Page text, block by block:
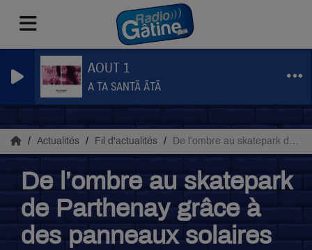
AOUT 1
A TA SANTÃ ÃTÃ
Actualités Fil d'actualités De l’ombre au skatepark de Parthenay grâce à des panneaux solaires
De l’ombre au skatepark
de Parthenay grâce à
des panneaux solaires